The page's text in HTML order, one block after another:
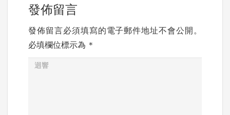
發佈留言
發佈留言必須填寫的電子郵件地址不會公開。
必填欄位標示為 *